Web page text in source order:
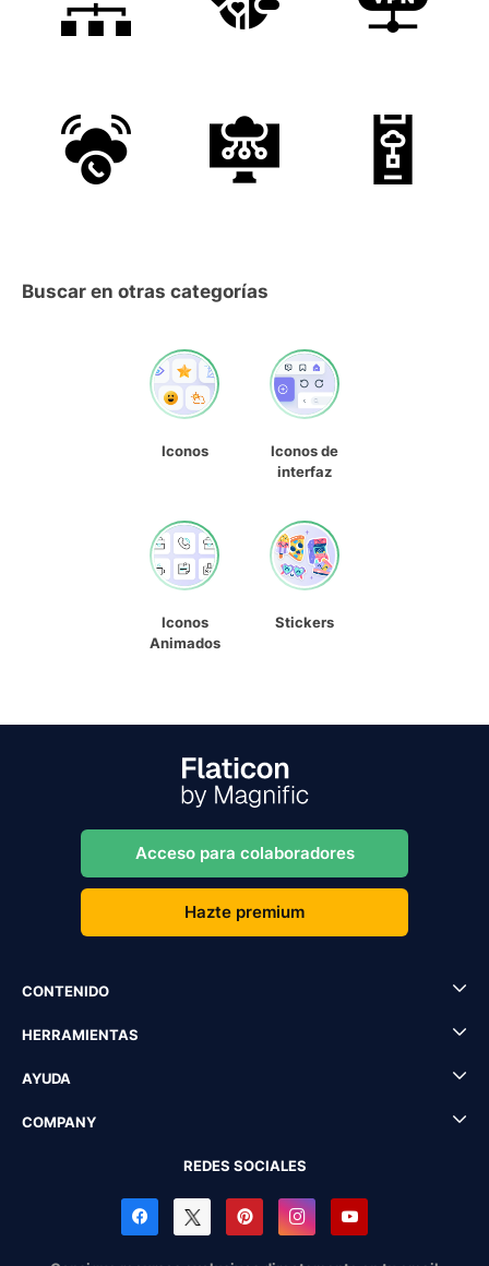
Buscar en otras categorías
Iconos
Iconos de
interfaz
Iconos
Animados
Stickers
Acceso para colaboradores
Hazte premium
CONTENIDO
HERRAMIENTAS
AYUDA
COMPANY
REDES SOCIALES